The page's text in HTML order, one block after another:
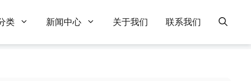
类 新闻中心 关于我们 联系我们